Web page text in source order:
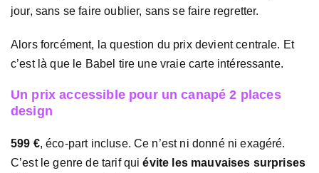
jour, sans se faire oublier, sans se faire regretter.
Alors forcément, la question du prix devient centrale. Et
c’est là que le Babel tire une vraie carte intéressante.
Un prix accessible pour un canapé 2 places
design
599 €, éco-part incluse. Ce n’est ni donné ni exagéré.
C’est le genre de tarif quiévite les mauvaises surprises